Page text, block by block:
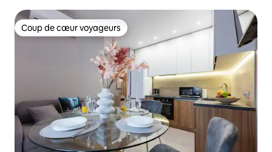
Coup de cœur voyageurs
Coup de cœur voyageurs